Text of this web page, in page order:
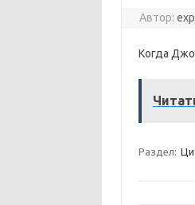
Автор:
Когда
Раздел: